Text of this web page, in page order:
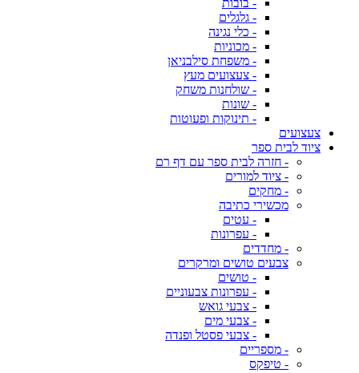
- בובות
- גלגלים
- כלי נגינה
- מכוניות
- משפחת סילבניאן
- צעצועים מעץ
- שולחנות משחק
- שונות
- תינוקות ופעוטות
צעצועים
ציוד לבית ספר
- חזרה לבית ספר עם דף רם
- ציוד למורים
- מחקים
מכשירי כתיבה
- עטים
- עפרונות
- מחדדים
צבעים טושים ומרקרים
- טושים
- עפרונות צבעוניים
- צבעי גואש
- צבעי מים
- צבעי פסטל ופנדה
- מספריים
- טיפקס